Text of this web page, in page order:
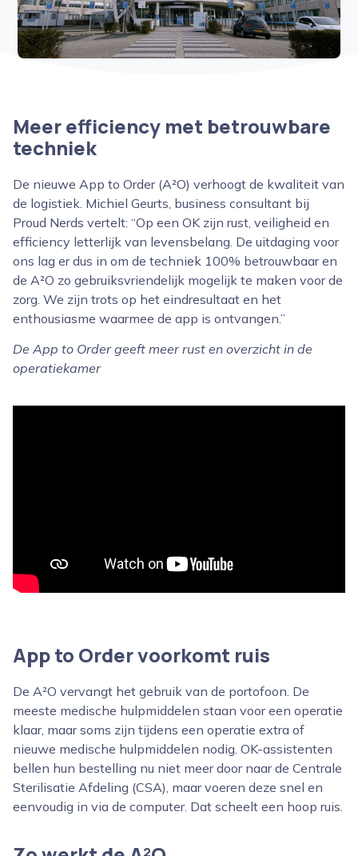
Meer efficiency met betrouwbare
techniek
De nieuwe App to Order (A²O) verhoogt de kwaliteit van
de logistiek. Michiel Geurts, business consultant bij
Proud Nerds vertelt: “Op een OK zijn rust, veiligheid en
efficiency letterlijk van levensbelang. De uitdaging voor
ons lag er dus in om de techniek 100% betrouwbaar en
de A²O zo gebruiksvriendelijk mogelijk te maken voor de
zorg. We zijn trots op het eindresultaat en het
enthousiasme waarmee de app is ontvangen.”
De App to Order geeft meer rust en overzicht in de
operatiekamer
App to Order voorkomt ruis
De A²O vervangt het gebruik van de portofoon. De
meeste medische hulpmiddelen staan voor een operatie
klaar, maar soms zijn tijdens een operatie extra of
nieuwe medische hulpmiddelen nodig. OK-assistenten
bellen hun bestelling nu niet meer door naar de Centrale
Sterilisatie Afdeling (CSA), maar voeren deze snel en
eenvoudig in via de computer. Dat scheelt een hoop ruis.